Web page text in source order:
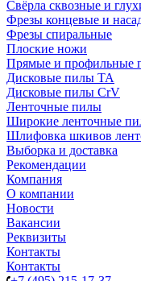
Свёрла сквозные и
Фрезы концевые и
Фрезы спиральные
Плоские ножи
Прямые и профильные
Дисковые пилы TA
Дисковые пилы CrV
Ленточные пилы
Широкие ленточные
Шлифовка шкивов
Выборка и доставка
Рекомендации
Компания
О компании
Новости
Вакансии
Реквизиты
Контакты
Контакты